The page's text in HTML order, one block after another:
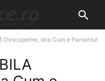
Descoperire, iata Cum e Pamantul